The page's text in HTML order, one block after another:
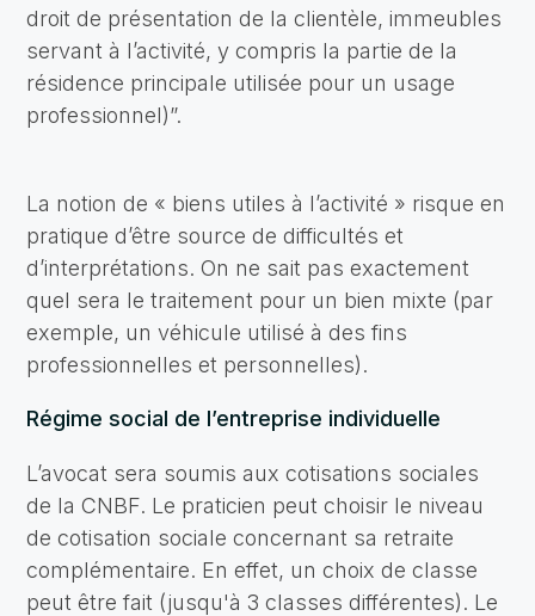
droit de présentation de la clientèle, immeubles
servant à l’activité, y compris la partie de la
résidence principale utilisée pour un usage
professionnel)”.
La notion de « biens utiles à l’activité » risque en
pratique d’être source de difficultés et
d’interprétations. On ne sait pas exactement
quel sera le traitement pour un bien mixte (par
exemple, un véhicule utilisé à des fins
professionnelles et personnelles).
Régime social de l’entreprise individuelle
L’avocat sera soumis aux cotisations sociales
de la CNBF. Le praticien peut choisir le niveau
de cotisation sociale concernant sa retraite
complémentaire. En effet, un choix de classe
peut être fait (jusqu'à 3 classes différentes). Le